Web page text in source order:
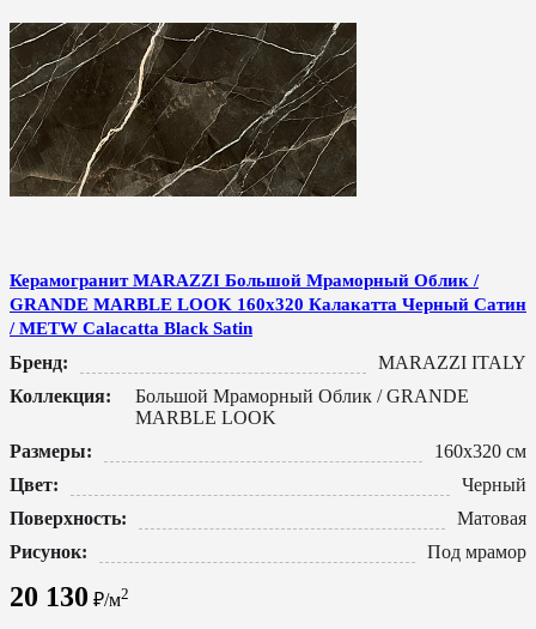
Керамогранит MARAZZI Большой Мраморный Облик /
GRANDE MARBLE LOOK 160x320 Калакатта Черный Сатин
/ METW Calacatta Black Satin
Бренд:
MARAZZI ITALY
Коллекция:
Большой Мраморный Облик / GRANDE
MARBLE LOOK
Размеры:
160x320 см
Цвет:
Черный
Поверхность:
Матовая
Рисунок:
Под мрамор
20 130 ₽/м2